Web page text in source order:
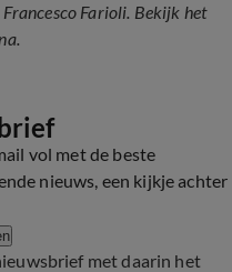
Farioli. Bekijk het
vol met de beste
nieuws, een kijkje achter
met daarin het